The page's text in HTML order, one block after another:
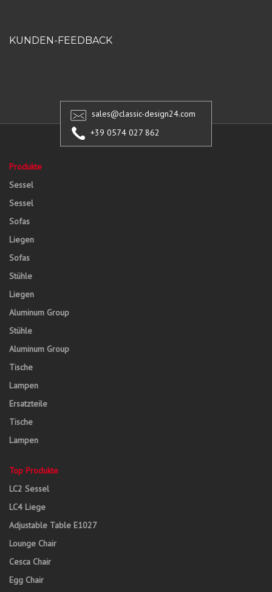
KUNDEN-FEEDBACK
sales@classic-design24.com
+39 0574 027 862
Produkte
Sessel
Sessel
Sofas
Liegen
Sofas
Stühle
Liegen
Aluminum Group
Stühle
Aluminum Group
Tische
Lampen
Ersatzteile
Tische
Lampen
Top Produkte
LC2 Sessel
LC4 Liege
Adjustable Table E1027
Lounge Chair
Cesca Chair
Egg Chair